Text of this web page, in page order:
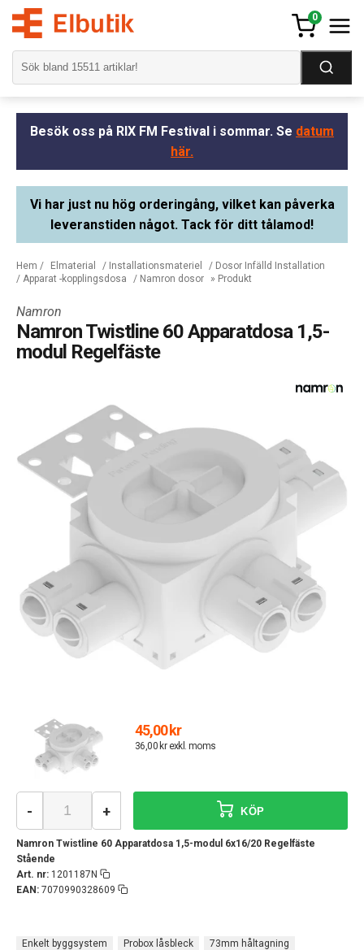
0
Besök oss på RIX FM Festival i sommar. Se datum
här.
Vi har just nu hög orderingång, vilket kan påverka
leveranstiden något. Tack för ditt tålamod!
Hem / Elmaterial / Installationsmateriel / Dosor Infälld Installation
/ Apparat -kopplingsdosa / Namron dosor » Produkt
Namron
Namron Twistline 60 Apparatdosa 1,5-
modul Regelfäste
45,00 kr
36,00 kr exkl. moms
Namron Twistline 60 Apparatdosa 1,5-modul 6x16/20 Regelfäste
Stående
Art. nr: 1201187N
EAN: 7070990328609
- + KÖP
Enkelt byggsystem Probox låsbleck 73mm håltagning